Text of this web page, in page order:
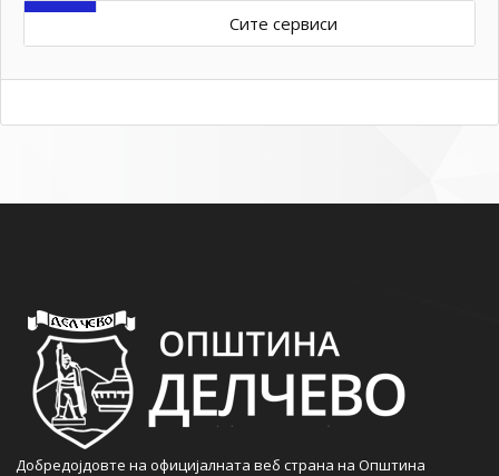
Сите сервиси
Добредојдовте на официјалната веб страна на Општина